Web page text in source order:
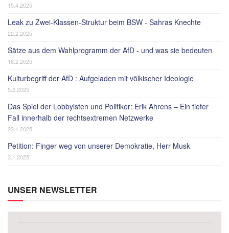
15.4.2025
Leak zu Zwei-Klassen-Struktur beim BSW - Sahras Knechte
22.2.2025
Sätze aus dem Wahlprogramm der AfD - und was sie bedeuten
18.2.2025
Kulturbegriff der AfD : Aufgeladen mit völkischer Ideologie
5.2.2025
Das Spiel der Lobbyisten und Politiker: Erik Ahrens – Ein tiefer
Fall innerhalb der rechtsextremen Netzwerke
23.1.2025
Petition: Finger weg von unserer Demokratie, Herr Musk
3.1.2025
UNSER NEWSLETTER